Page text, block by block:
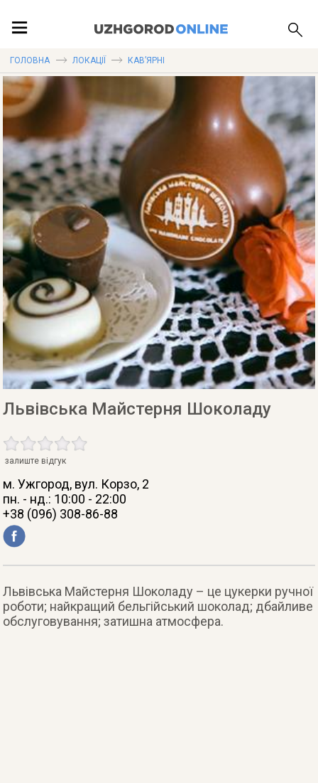
ЛОКАЦІЇ
ПУБЛІКАЦІЇ
ГОЛОВНА ЛОКАЦІЇ КАВ’ЯРНІ
Львівська Майстерня Шоколаду
залиште відгук
м. Ужгород, вул. Корзо, 2
пн. - нд.: 10:00 - 22:00
+38 (096) 308-86-88
Львівська Майстерня Шоколаду – це цукерки ручної
роботи; найкращий бельгійський шоколад; дбайливе
обслуговування; затишна атмосфера.